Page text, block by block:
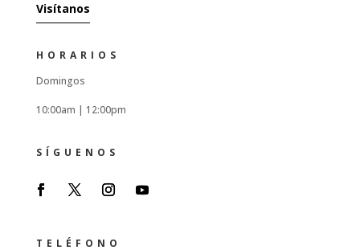
Visítanos
HORARIOS
Domingos
10:00am | 12:00pm
SÍGUENOS
TELÉFONO